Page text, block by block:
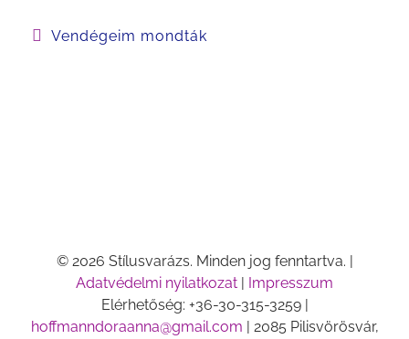
Vendégeim mondták
© 2026 Stílusvarázs. Minden jog fenntartva. |
Adatvédelmi nyilatkozat | Impresszum
Elérhetőség: +36-30-315-3259 |
hoffmanndoraanna@gmail.com | 2085 Pilisvörösvár,